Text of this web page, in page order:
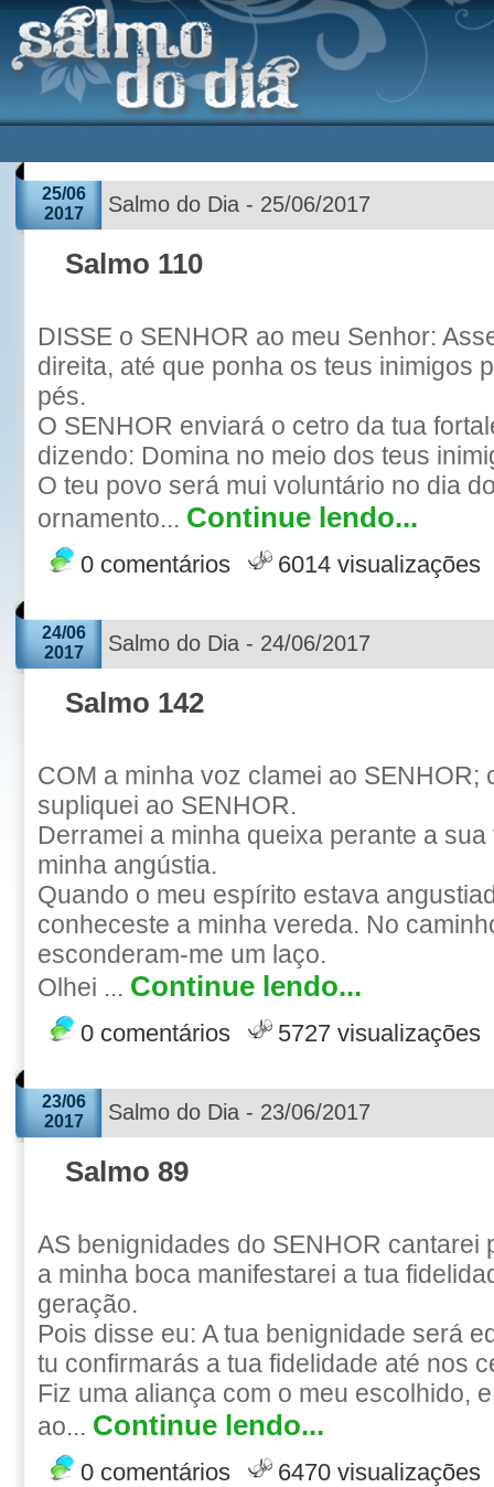
25/06
2017
Salmo do Dia - 25/06/2017
Salmo 110
DISSE o SENHOR ao meu Senhor:
direita, até que ponha os teus inimigos
pés.
O SENHOR enviará o cetro da tua
dizendo: Domina no meio dos teus
O teu povo será mui voluntário no dia
ornamento... Continue lendo...
0 comentários 6014 visualizações
24/06
2017
Salmo do Dia - 24/06/2017
Salmo 142
COM a minha voz clamei ao SENHOR;
supliquei ao SENHOR.
Derramei a minha queixa perante a
minha angústia.
Quando o meu espírito estava
conheceste a minha vereda. No
esconderam-me um laço.
Olhei ... Continue lendo...
0 comentários 5727 visualizações
23/06
2017
Salmo do Dia - 23/06/2017
Salmo 89
AS benignidades do SENHOR cantarei
a minha boca manifestarei a tua
geração.
Pois disse eu: A tua benignidade será
tu confirmarás a tua fidelidade até nos
Fiz uma aliança com o meu escolhido,
ao... Continue lendo...
0 comentários 6470 visualizações